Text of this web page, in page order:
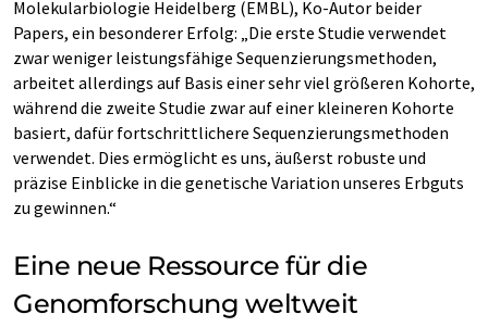
Molekularbiologie Heidelberg (EMBL), Ko-Autor beider
Papers, ein besonderer Erfolg: „Die erste Studie verwendet
zwar weniger leistungsfähige Sequenzierungsmethoden,
arbeitet allerdings auf Basis einer sehr viel größeren Kohorte,
während die zweite Studie zwar auf einer kleineren Kohorte
basiert, dafür fortschrittlichere Sequenzierungsmethoden
verwendet. Dies ermöglicht es uns, äußerst robuste und
präzise Einblicke in die genetische Variation unseres Erbguts
zu gewinnen.“
Eine neue Ressource für die
Genomforschung weltweit